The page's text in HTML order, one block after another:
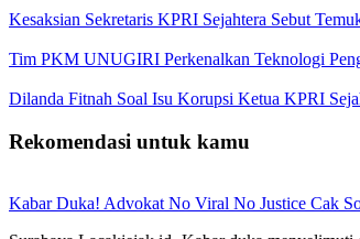
Kesaksian Sekretaris KPRI Sejahtera Sebut
Tim PKM UNUGIRI Perkenalkan Teknologi
Dilanda Fitnah Soal Isu Korupsi Ketua KPRI
Rekomendasi untuk kamu
Kabar Duka! Advokat No Viral No Justice Cak